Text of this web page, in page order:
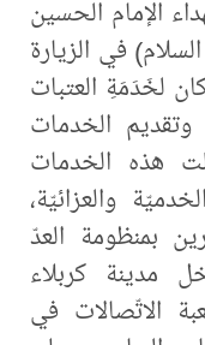
الإمام الحسين
في الزيارة
السنة 1443هـ، وكان لخَدَمَةِ العتبات
الخدمات
هذه الخدمات
والعزائيّة،
بمنظومة العدّ
مدينة كربلاء
الاتّصالات في